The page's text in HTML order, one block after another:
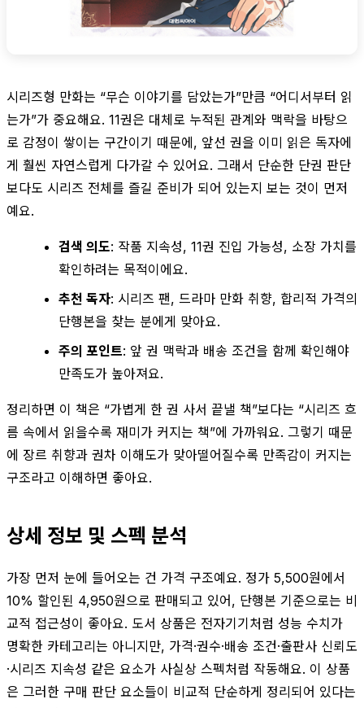
시리즈형 만화는 “무슨 이야기를 담았는가”만큼 “어디서부터 읽
는가”가 중요해요. 11권은 대체로 누적된 관계와 맥락을 바탕으
로 감정이 쌓이는 구간이기 때문에, 앞선 권을 이미 읽은 독자에
게 훨씬 자연스럽게 다가갈 수 있어요. 그래서 단순한 단권 판단
보다도 시리즈 전체를 즐길 준비가 되어 있는지 보는 것이 먼저
예요.
검색 의도: 작품 지속성, 11권 진입 가능성, 소장 가치를
확인하려는 목적이에요.
추천 독자: 시리즈 팬, 드라마 만화 취향, 합리적 가격의
단행본을 찾는 분에게 맞아요.
주의 포인트: 앞 권 맥락과 배송 조건을 함께 확인해야
만족도가 높아져요.
정리하면 이 책은 “가볍게 한 권 사서 끝낼 책”보다는 “시리즈 흐
름 속에서 읽을수록 재미가 커지는 책”에 가까워요. 그렇기 때문
에 장르 취향과 권차 이해도가 맞아떨어질수록 만족감이 커지는
구조라고 이해하면 좋아요.
상세 정보 및 스펙 분석
가장 먼저 눈에 들어오는 건 가격 구조예요. 정가 5,500원에서
10% 할인된 4,950원으로 판매되고 있어, 단행본 기준으로는 비
교적 접근성이 좋아요. 도서 상품은 전자기기처럼 성능 수치가
명확한 카테고리는 아니지만, 가격·권수·배송 조건·출판사 신뢰도
·시리즈 지속성 같은 요소가 사실상 스펙처럼 작동해요. 이 상품
은 그러한 구매 판단 요소들이 비교적 단순하게 정리되어 있다는